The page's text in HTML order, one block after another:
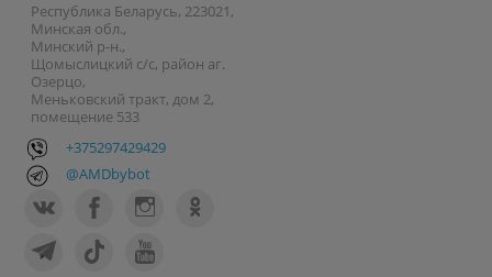
Республика Беларусь, 223021,
Минская обл.,
Минский р-н.,
Щомыслицкий с/с, район аг.
Озерцо,
Меньковский тракт, дом 2,
помещение 533
+375297429429
@AMDbybot